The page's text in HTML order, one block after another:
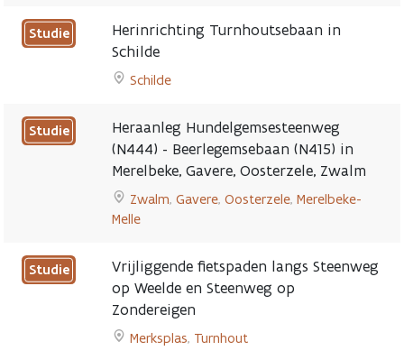
Keerbaan
page
to
Veiligere
kruispunten
op
in
Wijchmaal
Studie
Herinrichting Turnhoutsebaan in
Schilde
Schilde
to
Herinrichting
Turnhoutsebaan
in
Schilde
page
Studie
Heraanleg Hundelgemsesteenweg
(N444) - Beerlegemsebaan (N415) in
Merelbeke, Gavere, Oosterzele, Zwalm
Zwalm, Gavere, Oosterzele, Merelbeke-
Melle
to
Heraanleg
Hundelgemsesteenweg
(N444)
-
Studie
Vrijliggende fietspaden langs Steenweg
op Weelde en Steenweg op
Zondereigen
Merksplas, Turnhout